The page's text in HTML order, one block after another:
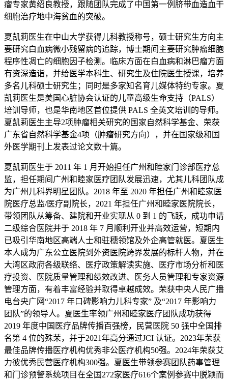
瘤专家黄绍良教授，跟随团队完成了中国第一例脐带血造血干
细胞治疗地中海贫血的突破。
夏凯莉医生在中山大学获得儿科教授称号，硕士研究生方向主
要研究白血病微小残留病的追踪，博士期间主要研究肿瘤细胞
程序性凋亡的细胞因子检测。临床方面在白血病和淋巴瘤方面
有资深造诣，并给医学本科生、研究生及住院医生授课，培养
多名儿科硕士研究生；同时是多家知名育儿媒体特约专家。夏
凯莉医生是美国心脏协会认证的儿童高级生命支持（PALS）
培训导师，也是华南地区首位提供 PALS 全英文培训的导师。
夏凯莉医生主导2项肿瘤相关研究的国家自然科学基金、荣获
广东省自然科学基金4项（肿瘤研究方向），并在国家级和国
外医学期刊上发表过论文数十篇。
夏凯莉医生于 2011 年 1 月开始担任广州和睦家门诊部医疗总
监，担任期间广州和睦家医疗团队发展迅速，尤其儿科团队成
为广州儿科界明星团队。2018 年至 2020 年担任广州和睦家医
院医疗总监/医疗副院长，2021 年担任广州和睦家医院院长，
带领团队从筹备、建院和开业实现从 0 到 1 的飞跃，成功申请
二级综合医院并于 2018 年 7 月顺利开业并高效运营，短期内
已吸引华南地区高端人士和驻穗领馆及外企高管就医。夏医生
本人成为广东公立医院到外资医院跨界发展的标杆人物，并在
大湾区政府各级联络、医疗政策解读实施、医疗市场分析和医
疗投资、医院质量管理和绩效改进、医务人员管理和专家资源
管理方面，有着丰富经验并取得卓越成效。荣获中央人民广播
电台央广网“2017 年口碑影响力儿科专家” 及“2017 年影响力
团队”的领导人。夏医生率领广州和睦家医疗团队成功获得
2019 年度中国医疗品牌传播百强榜，民营医院 50 强中全国排
名第 4 位的殊荣，并于2021年高分通过JCI 认证。2023年荣获
最佳品牌传播医疗机构优秀非公医疗机构50强。2024年荣获艾
力彼优秀民营医疗机构300强。夏医生带领参赛团队药事管理
和门诊预警系统项目在全国272家医疗616个案例参赛中脱颖而